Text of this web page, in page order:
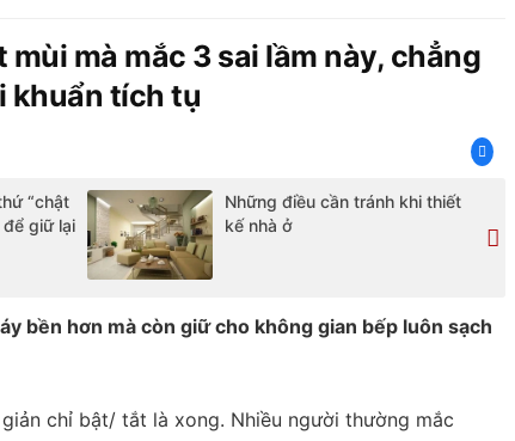
mà mắc 3 sai lầm này, chẳng
khuẩn tích tụ
“chật
để giữ lại
Những điều cần tránh khi thiết
kế nhà ở
bền hơn mà còn giữ cho không gian bếp luôn sạch
chỉ bật/ tắt là xong. Nhiều người thường mắc